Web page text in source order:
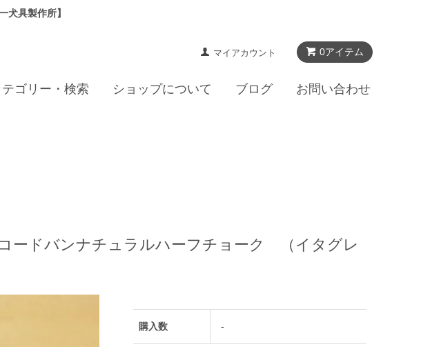
具製作所】
0アイテム
マイアカウント
テゴリー・検索 ショップについて ブログ お問い合わせ
ードバンナチュラルハーフチョーク （イタグレ
購入数 -